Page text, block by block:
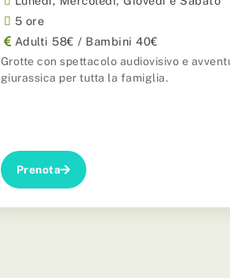
5 ore
Adulti 58€ / Bambini 40€
Grotte con spettacolo audiovisivo e
giurassica per tutta la famiglia.
Prenota